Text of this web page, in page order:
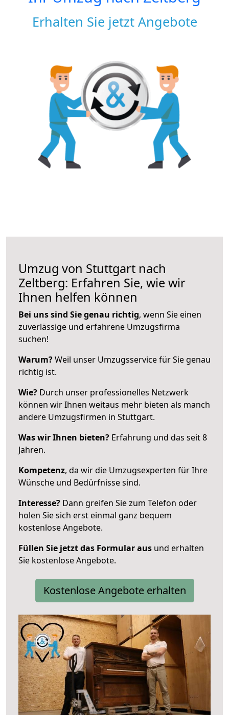
Erhalten Sie jetzt Angebote
Umzug von Stuttgart nach
Zeltberg: Erfahren Sie, wie wir
Ihnen helfen können
Bei uns sind Sie genau richtig, wenn Sie einen
zuverlässige und erfahrene Umzugsfirma
suchen!
Warum?Weil unser Umzugsservice für Sie genau
richtig ist.
Wie? Durch unser professionelles Netzwerk
können wir Ihnen weitaus mehr bieten als manch
andere Umzugsfirmen in Stuttgart.
Was wir Ihnen bieten? Erfahrung und das seit 8
Jahren.
Kompetenz, da wir die Umzugsexperten für Ihre
Wünsche und Bedürfnisse sind.
Interesse? Dann greifen Sie zum Telefon oder
holen Sie sich erst einmal ganz bequem
kostenlose Angebote.
Füllen Sie jetzt das Formular aus und erhalten
Sie kostenlose Angebote.
Kostenlose Angebote erhalten